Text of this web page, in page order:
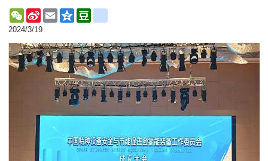
WeChat
Sina
Weibo
Email Qzone
2024/3/19